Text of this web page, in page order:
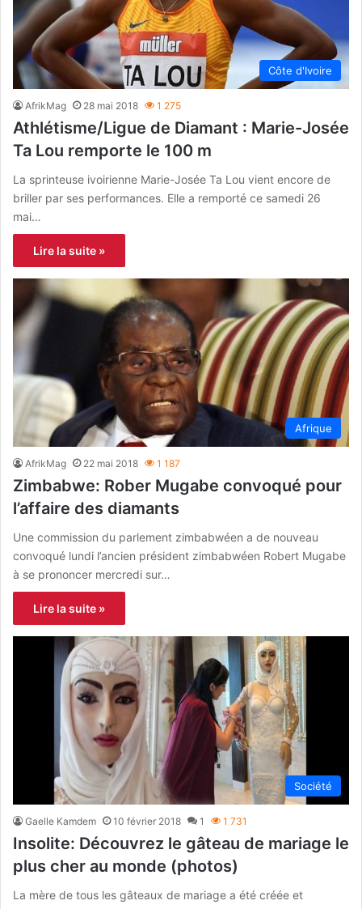
Côte d'Ivoire
AfrikMag 28 mai 2018 1 275
Athlétisme/Ligue de Diamant : Marie-Josée
Ta Lou remporte le 100 m
La sprinteuse ivoirienne Marie-Josée Ta Lou vient encore de
briller par ses performances. Elle a remporté ce samedi 26
mai…
Lire la suite »
Afrique
AfrikMag 22 mai 2018 1 187
Zimbabwe: Rober Mugabe convoqué pour
l’affaire des diamants
Une commission du parlement zimbabwéen a de nouveau
convoqué lundi l’ancien président zimbabwéen Robert Mugabe
à se prononcer mercredi sur…
Lire la suite »
Société
Gaelle Kamdem 10 février 2018 1 1 731
Insolite: Découvrez le gâteau de mariage le
plus cher au monde (photos)
La mère de tous les gâteaux de mariage a été créée et